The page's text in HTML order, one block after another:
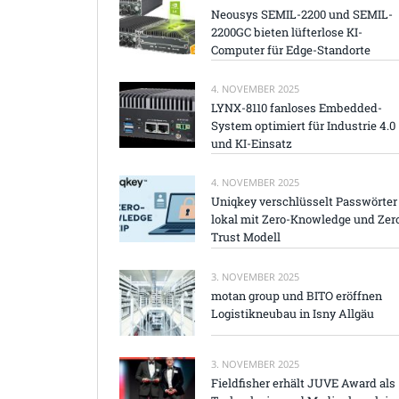
Neousys SEMIL-2200 und SEMIL-
2200GC bieten lüfterlose KI-
Computer für Edge-Standorte
4. NOVEMBER 2025
LYNX-8110 fanloses Embedded-
System optimiert für Industrie 4.0
und KI-Einsatz
4. NOVEMBER 2025
Uniqkey verschlüsselt Passwörter
lokal mit Zero-Knowledge und
Trust Modell
3. NOVEMBER 2025
motan group und BITO eröffnen
Logistikneubau in Isny Allgäu
3. NOVEMBER 2025
Fieldfisher erhält JUVE Award als